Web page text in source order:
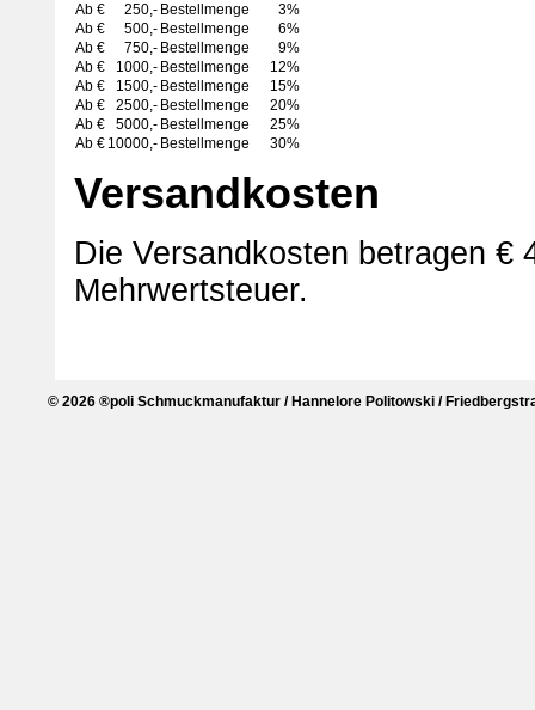
Ab € 250,- Bestellmenge
3%
Ab €
500,- Bestellmenge
6%
Ab €
750,- Bestellmenge
9%
Ab €
1000,- Bestellmenge
12%
Ab €
1500,- Bestellmenge
15%
Ab €
2500,- Bestellmenge
20%
Ab €
5000,- Bestellmenge
25%
Ab € 10000,- Bestellmenge 30%
Versandkosten
Die Versandkosten betragen €
Mehrwertsteuer.
© 2026 ®poli Schmuckmanufaktur / Hannelore Politowski /